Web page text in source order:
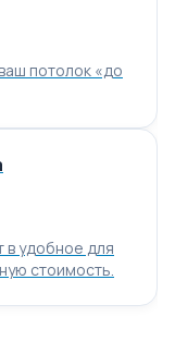
потолок «до
в удобное для
стоимость.